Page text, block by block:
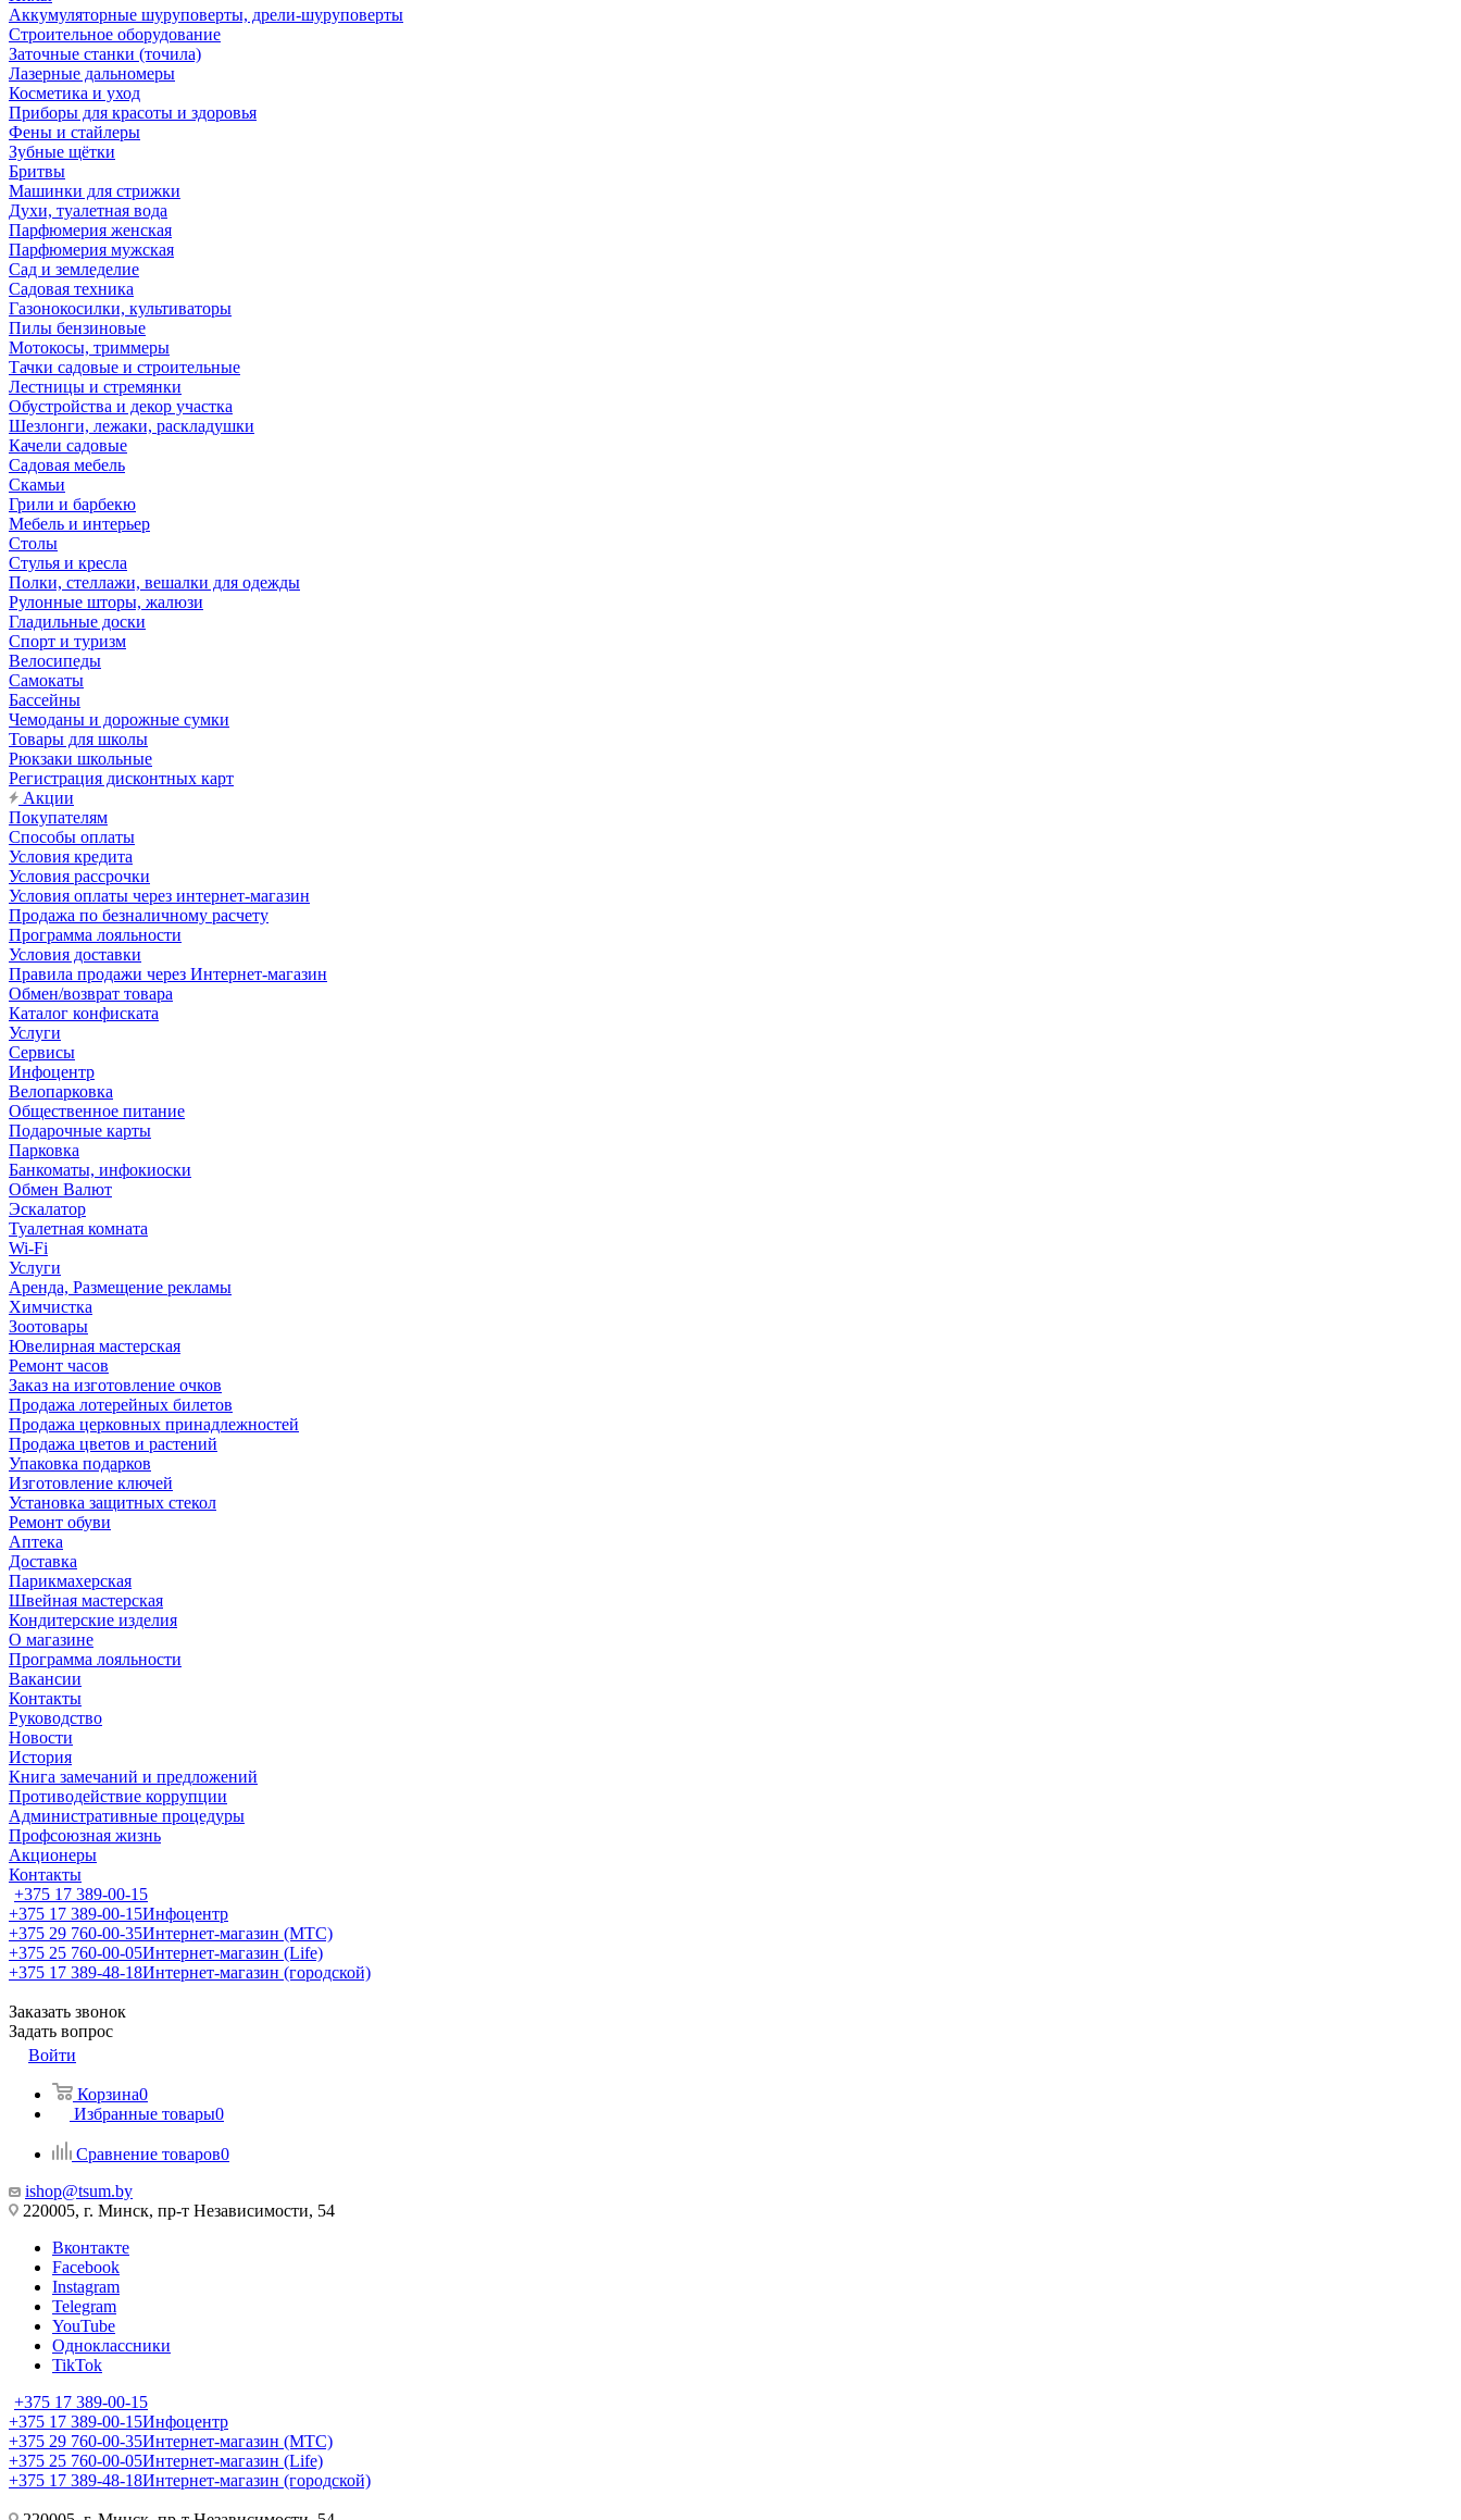
Аккумуляторные шуруповерты, дрели-шуруповерты
Строительное оборудование
Заточные станки (точила)
Лазерные дальномеры
Косметика и уход
Приборы для красоты и здоровья
Фены и стайлеры
Зубные щётки
Бритвы
Машинки для стрижки
Духи, туалетная вода
Парфюмерия женская
Парфюмерия мужская
Сад и земледелие
Садовая техника
Газонокосилки, культиваторы
Пилы бензиновые
Мотокосы, триммеры
Тачки садовые и строительные
Лестницы и стремянки
Обустройства и декор участка
Шезлонги, лежаки, раскладушки
Качели садовые
Садовая мебель
Скамьи
Грили и барбекю
Мебель и интерьер
Столы
Стулья и кресла
Полки, стеллажи, вешалки для одежды
Рулонные шторы, жалюзи
Гладильные доски
Спорт и туризм
Велосипеды
Самокаты
Бассейны
Чемоданы и дорожные сумки
Товары для школы
Рюкзаки школьные
Регистрация дисконтных карт
Акции
Покупателям
Способы оплаты
Условия кредита
Условия рассрочки
Условия оплаты через интернет-магазин
Продажа по безналичному расчету
Программа лояльности
Условия доставки
Правила продажи через Интернет-магазин
Обмен/возврат товара
Каталог конфиската
Услуги
Сервисы
Инфоцентр
Велопарковка
Общественное питание
Подарочные карты
Парковка
Банкоматы, инфокиоски
Обмен Валют
Эскалатор
Туалетная комната
Wi-Fi
Услуги
Аренда, Размещение рекламы
Химчистка
Зоотовары
Ювелирная мастерская
Ремонт часов
Заказ на изготовление очков
Продажа лотерейных билетов
Продажа церковных принадлежностей
Продажа цветов и растений
Упаковка подарков
Изготовление ключей
Установка защитных стекол
Ремонт обуви
Аптека
Доставка
Парикмахерская
Швейная мастерская
Кондитерские изделия
О магазине
Программа лояльности
Вакансии
Контакты
Руководство
Новости
История
Книга замечаний и предложений
Противодействие коррупции
Административные процедуры
Профсоюзная жизнь
Акционеры
Контакты
+375 17 389-00-15
+375 17 389-00-15Инфоцентр
+375 29 760-00-35Интернет-магазин (МТС)
+375 25 760-00-05Интернет-магазин (Life)
+375 17 389-48-18Интернет-магазин (городской)
Заказать звонок
Задать вопрос
Войти
Корзина0
Избранные товары0
Сравнение товаров0
ishop@tsum.by
220005, г. Минск, пр-т Независимости, 54
Вконтакте
Facebook
Instagram
Telegram
YouTube
Одноклассники
TikTok
+375 17 389-00-15
+375 17 389-00-15Инфоцентр
+375 29 760-00-35Интернет-магазин (МТС)
+375 25 760-00-05Интернет-магазин (Life)
+375 17 389-48-18Интернет-магазин (городской)